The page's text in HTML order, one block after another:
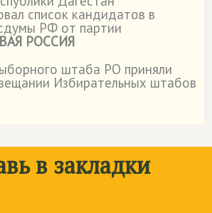
список кандидатов в
РФ от партии
РОССИЯ
штаба РО приняли
Избирательных штабов
в закладки